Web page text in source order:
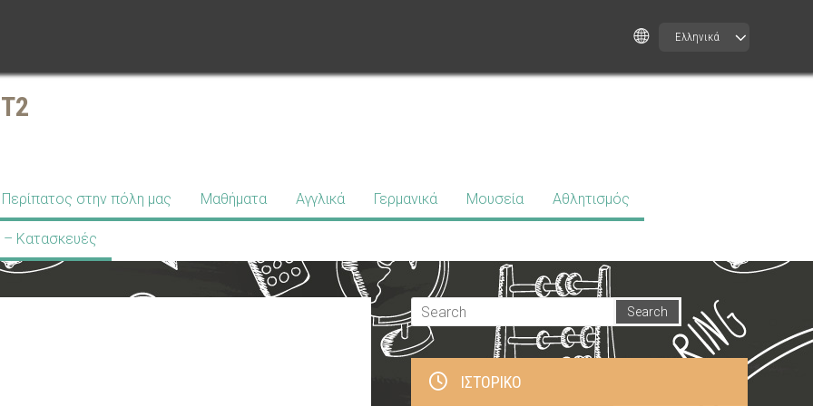
Ελληνικά
Περίπατος στην πόλη μας Μαθήματα Αγγλικά Γερμανικά Μουσεία Αθλητισμός
Κατασκευές
ΙΣΤΟΡΙΚΌ